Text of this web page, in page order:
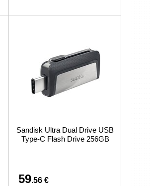
Sandisk Ultra Dual Drive USB
Type-C Flash Drive 256GB
59.56 €